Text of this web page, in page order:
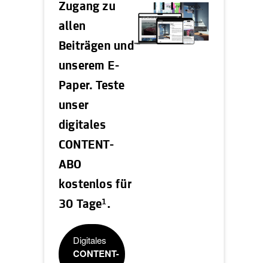
Zugang zu
allen
Beiträgen und
unserem E-
Paper. Teste
unser
digitales
CONTENT-
ABO
kostenlos für
30 Tage1 .
Digitales
CONTENT-